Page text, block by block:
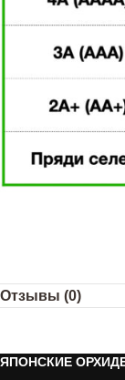
Отзывы (0)
ЯПОНСКИЕ